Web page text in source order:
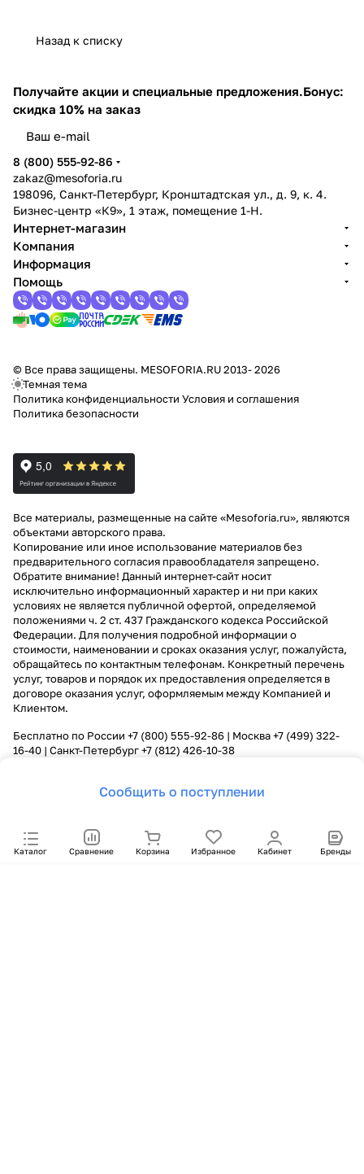
- 30 мл
Назад к списку
Сообщить о поступлении
Каталог Сравнение Корзина Избранное Кабинет Бренды
Получайте акции и специальные предложения.Бонус:
скидка 10% на заказ
8 (800) 555-92-86
zakaz@mesoforia.ru
198096, Санкт-Петербург, Кронштадтская ул., д. 9, к. 4.
Бизнес-центр «К9», 1 этаж, помещение 1-Н.
Интернет-магазин
Компания
Информация
Помощь
© Все права защищены. MESOFORIA.RU 2013- 2026
Темная тема
Политика конфиденциальности Условия и соглашения
Политика безопасности
Все материалы, размещенные на сайте «Mesoforia.ru», являются
объектами авторского права.
Копирование или иное использование материалов без
предварительного согласия правообладателя запрещено.
Обратите внимание! Данный интернет-сайт носит
исключительно информационный характер и ни при каких
условиях не является публичной офертой, определяемой
положениями ч. 2 ст. 437 Гражданского кодекса Российской
Федерации. Для получения подробной информации о
стоимости, наименовании и сроках оказания услуг, пожалуйста,
обращайтесь по контактным телефонам. Конкретный перечень
услуг, товаров и порядок их предоставления определяется в
договоре оказания услуг, оформляемым между Компанией и
Клиентом.
Бесплатно по России +7 (800) 555-92-86 | Москва+7 (499) 322-
16-40 | Санкт-Петербург+7 (812) 426-10-38